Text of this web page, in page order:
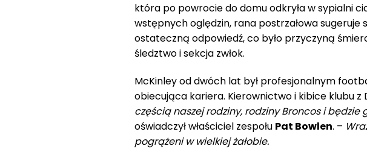
która po powrocie do domu odkryła w sypialni
wstępnych oględzin, rana postrzałowa sugeruje
ostateczną odpowiedź, co było przyczyną
śledztwo i sekcja zwłok.
McKinley od dwóch lat był profesjonalnym
obiecująca kariera. Kierownictwo i kibice klubu z
częścią naszej rodziny, rodziny Broncos i
oświadczył właściciel zespołu Pat Bowlen. –
pogrążeni w wielkiej żałobie.